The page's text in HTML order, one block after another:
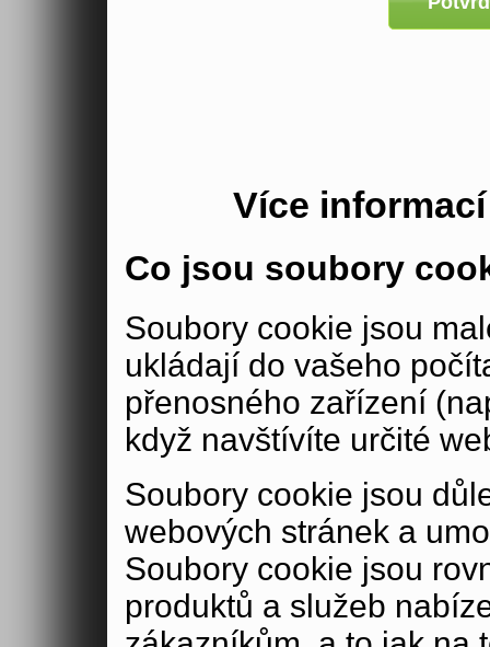
Více
Co jsou soubory
Soubory cookie jsou
ukládají do vašeho
přenosného zařízení
když navštívíte určité
Soubory cookie jsou
webových stránek a
Soubory cookie jsou
produktů a služeb